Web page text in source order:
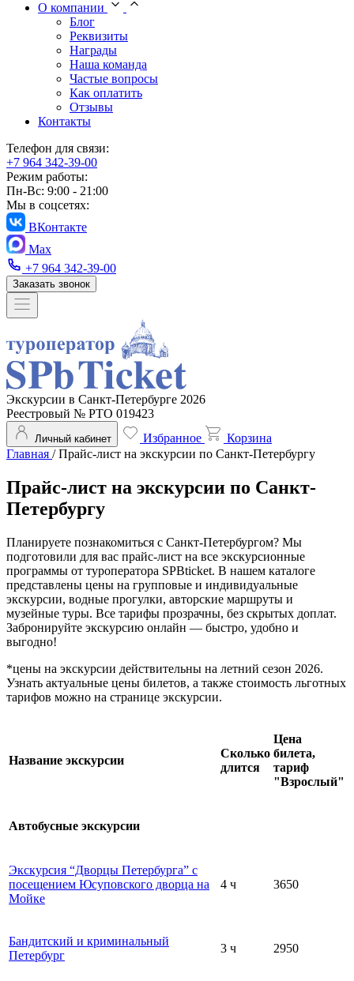
О компании
Блог
Реквизиты
Награды
Наша команда
Частые вопросы
Как оплатить
Отзывы
Контакты
Телефон для связи:
+7 964 342-39-00
Режим работы:
Пн-Вс: 9:00 - 21:00
Мы в соцсетях:
ВКонтакте
Max
+7 964 342-39-00
Заказать звонок
Экскурсии в Санкт-Петербурге 2026
Реестровый № РТО 019423
Личный кабинет Избранное
Корзина
Главная /Прайс-лист на экскурсии по Санкт-Петербургу
Прайс-лист на экскурсии по Санкт-
Петербургу
Планируете познакомиться с Санкт-Петербургом? Мы
подготовили для вас прайс-лист на все экскурсионные
программы от туроператора SPBticket. В нашем каталоге
представлены цены на групповые и индивидуальные
экскурсии, водные прогулки, авторские маршруты и
музейные туры. Все тарифы прозрачны, без скрытых доплат.
Забронируйте экскурсию онлайн — быстро, удобно и
выгодно!
*цены на экскурсии действительны на летний сезон 2026.
Узнать актуальные цены билетов, а также стоимость льготных
тарифов можно на странице экскурсии.
Название экскурсии
Сколько
длится
Цена
билета,
тариф
"Взрослый"
Автобусные экскурсии
Экскурсия “Дворцы Петербурга” с
посещением Юсуповского дворца на
Мойке
4 ч 3650
Бандитский и криминальный
Петербург
3 ч 2950